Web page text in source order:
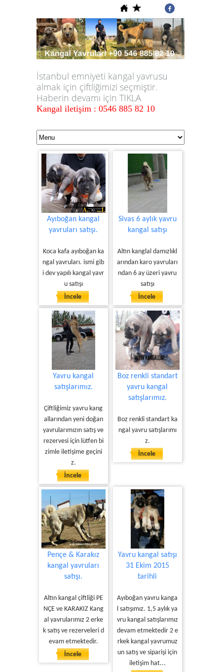
İstanbul emniyeti kangal yavrusu
almak için çiftliğimizi seçmiştir.
Haberin devamı için TIKLA
Kangal iletişim : 0546 885 82 10
Ayıboğan kangal
yavruları satışı.
Koca kafa ayıboğan ka
ngal yavruları. ismi gib
i dev yapılı kangal yavr
u satışı
İncele
Sivas 6 aylık yavru
kangal satışı
Altın kanglal damızlıkl
arından karo yavruları
ndan 6 ay üzeri yavru
satışı
İncele
Yavru kangal
satışlarımız.
Çiftliğimiz yavru kang
allarından yeni doğan
yavrularımızın satış ve
rezervesi için lütfen bi
zimle iletişime geçini
z.
İncele
Boz renkli standart
yavru kangal
satışlarımız.
Boz renkli standart ka
ngal yavru satışlarımı
z.
İncele
Pençe & Karakız
kangal yavruları
satışı.
Altın kangal çiftliği PE
NÇE ve KARAKIZ Kang
al yavrularımız 2 erke
k satış ve rezerveleri d
evam etmektedir.
İncele
Yavru kangal satışı
31 Ekim 2015
tarihli
Ayıboğan yavru kanga
l satışımız. 1,5 aylık ya
vru kangal satışlarımız
devam etmektedir 2 e
rkek kangal yavrumuz
un satış ve siparişi için
iletişim hat...